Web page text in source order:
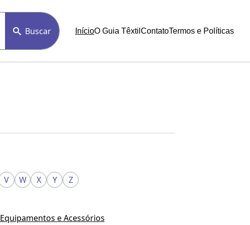
Buscar
InícioO Guia Têxtil ContatoTermos e Políticas
V W X Y Z
Equipamentos e Acessórios